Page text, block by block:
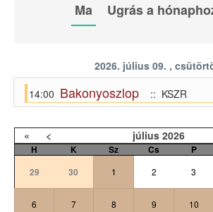
Ma
Ugrás a
2026. július 09. ,
14:00 Bakonyoszlop :: KSZR
« < július 2026
H K Sz Cs P
29
30 1 2 3
6 7 8 9 10